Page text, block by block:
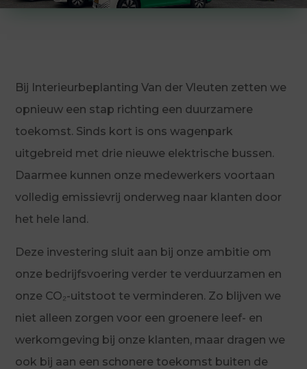
Bij Interieurbeplanting Van der Vleuten zetten we
opnieuw een stap richting een duurzamere
toekomst. Sinds kort is ons wagenpark
uitgebreid met drie nieuwe elektrische bussen.
Daarmee kunnen onze medewerkers voortaan
volledig emissievrij onderweg naar klanten door
het hele land.
Deze investering sluit aan bij onze ambitie om
onze bedrijfsvoering verder te verduurzamen en
onze CO₂-uitstoot te verminderen. Zo blijven we
niet alleen zorgen voor een groenere leef- en
werkomgeving bij onze klanten, maar dragen we
ook bij aan een schonere toekomst buiten de